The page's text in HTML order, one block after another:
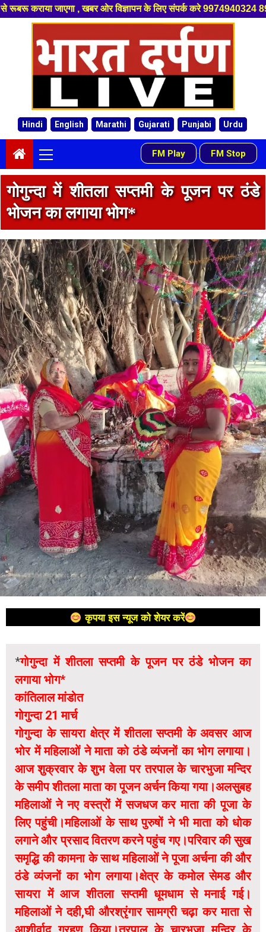
ओर विज्ञापन के लिए संपर्क करे 9974940324 8955950335 ,हमारे
Hindi English Marathi Gujarati Punjabi Urdu
Menu
FM Play - FM Stop
गोगुन्दा में शीतला सप्तमी के पूजन पर ठंडे
भोजन का लगाया भोग*
कृपया इस न्यूज को शेयर करें
*गोगुन्दा में शीतला सप्तमी के पूजन पर ठंडे भोजन का
लगाया भोग*
कांतिलाल मांडोत
गोगुन्दा 21 मार्च
गोगुन्दा के सायरा क्षेत्र में शीतला सप्तमी के अवसर आज
भोर में महिलाओं ने माता को ठंडे व्यंजनों का भोग लगाया।
आज शुक्रवार के शुभ वेला पर तरपाल के चारभुजा मन्दिर
के समीप शीतला माता का पूजन अर्चन किया गया।अलसुबह
महिलाओं ने नए वस्त्रों में सजधज कर माता की पूजा के
लिए पहुंची।महिलाओं के साथ पुरुषों ने भी माता को धोक
लगाने और प्रसाद वितरण करने पहुंच गए।परिवार की सुख
समृद्धि की कामना के साथ महिलाओं ने पूजा अर्चना की और
ठंडे व्यंजनों का भोग लगाया।क्षेत्र के कमोल सेमड और
सायरा में आज शीतला सप्तमी धूमधाम से मनाई गई।
महिलाओं ने दही,घी औरश्रृंगार सामग्री चढ़ा कर माता से